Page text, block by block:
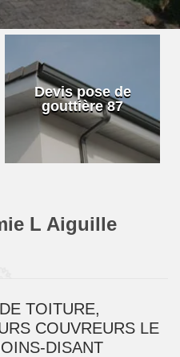
Devis pose de
gouttière 87
L Aiguille
TOITURE,
COUVREURS LE
DISANT